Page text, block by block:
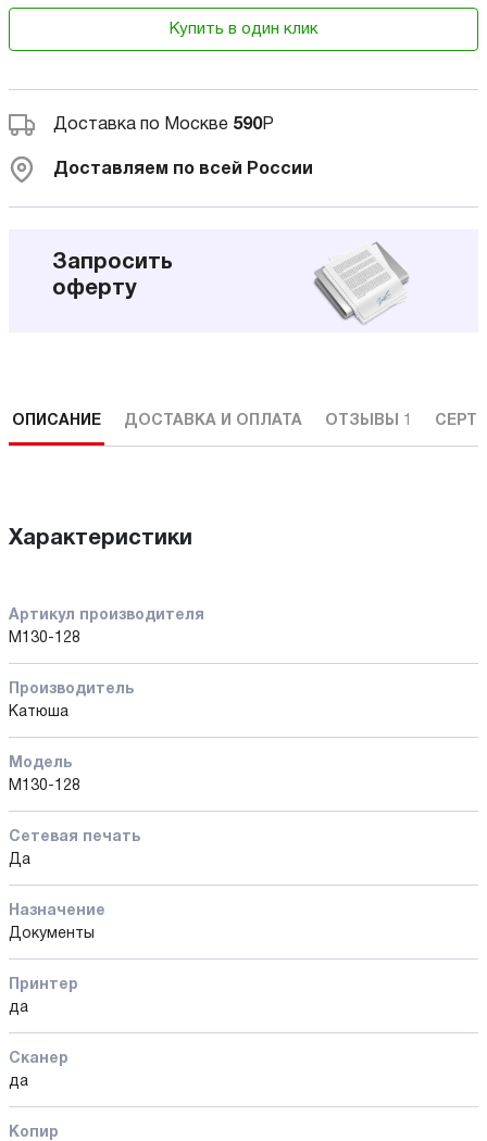
Купить в один клик
Доставка по Москве 590Р
Доставляем по всей России
Запросить
оферту
ОПИСАНИЕ ДОСТАВКА И ОПЛАТА ОТЗЫВЫ
Характеристики
Артикул производителя
M130-128
Производитель
Катюша
Модель
М130-128
Сетевая печать
Да
Назначение
Документы
Принтер
да
Сканер
да
Копир